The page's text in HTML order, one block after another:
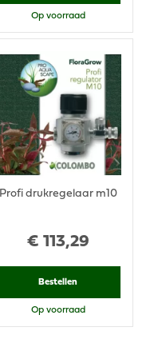
Op voorraad
€ 113,29
Profi drukregelaar m10
Bestellen
Op voorraad